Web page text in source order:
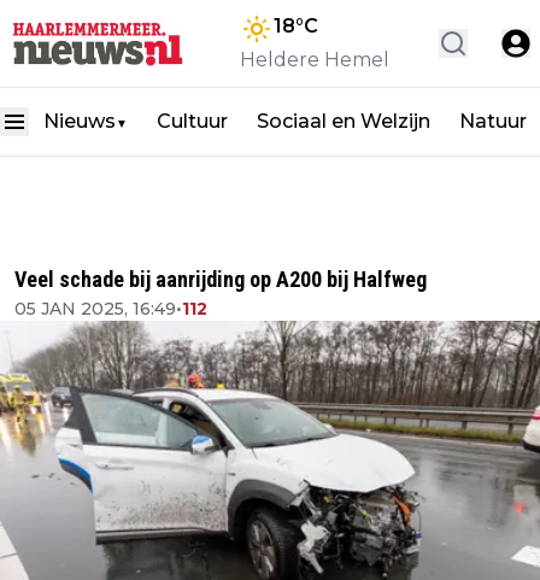
18°C
Heldere Hemel
Nieuws ▼ Cultuur Sociaal en Welzijn Natuur
Veel schade bij aanrijding op A200 bij Halfweg
05 JAN 2025, 16:49•112